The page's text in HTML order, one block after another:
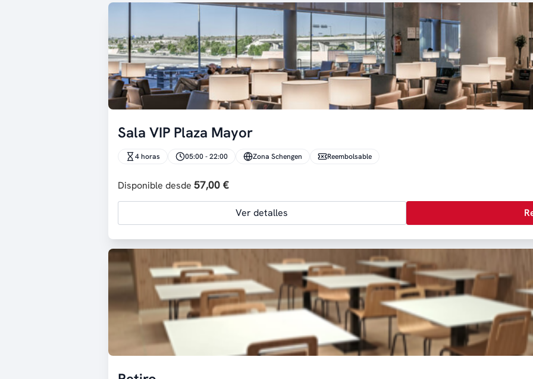
Sala VIP Plaza Mayor
4 horas 05:00 - 22:00 Zona Schengen Reembolsable
Disponible desde 57,00 €
Ver detalles